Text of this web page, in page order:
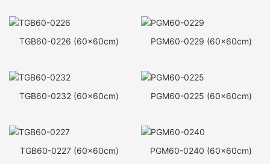
TGB60-0226 (60x60cm) PGM60-0229 (60x60cm)
TGB60-0232 (60x60cm) PGM60-0225 (60x60cm)
TGB60-0227 (60x60cm) PGM60-0240 (60x60cm)